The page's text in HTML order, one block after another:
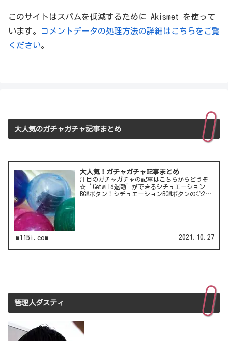
このサイトはスパムを低減するために Akismet を使って
います。
コメントデータの処理方法の詳細はこちらをご覧
ください。
大人気のガチャガチャ記事まとめ
大人気！ガチャガチャ記事まとめ
注目のガチャガチャの記事はこちらからどうぞ
☆“Getwild退勤”ができるシチュエーション
BGMボタン！シチュエーションBGMボタンの第2
m115i.com 2021.10.27
管理人ダスティ